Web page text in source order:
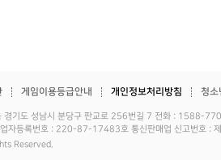
게임이용등급안내 개인정보처리방침 청소
욱 경기도 성남시 분당구 판교로 256번길 7 전화 :
자등록번호 : 220-87-17483호 통신판매업 신고번호 :
Reserved.